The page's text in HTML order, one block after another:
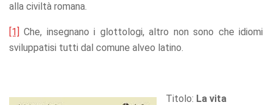
alla civiltà romana.
[1] Che, insegnano i glottologi, altro non sono che idiomi
sviluppatisi tutti dal comune alveo latino.
Titolo: La vita